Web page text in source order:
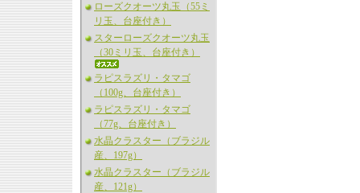
ローズクオーツ丸玉（55ミ
リ玉、台座付き）
スターローズクオーツ丸玉
（30ミリ玉、台座付き）
ラピスラズリ・タマゴ
（100g、台座付き）
ラピスラズリ・タマゴ
（77g、台座付き）
水晶クラスター（ブラジル
産、197g）
水晶クラスター（ブラジル
産、121g）